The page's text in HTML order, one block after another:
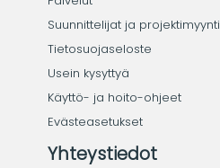
Suunnittelijat ja projektimyynti
Tietosuojaseloste
Usein kysyttyä
Käyttö- ja hoito-ohjeet
Evästeasetukset
Yhteystiedot